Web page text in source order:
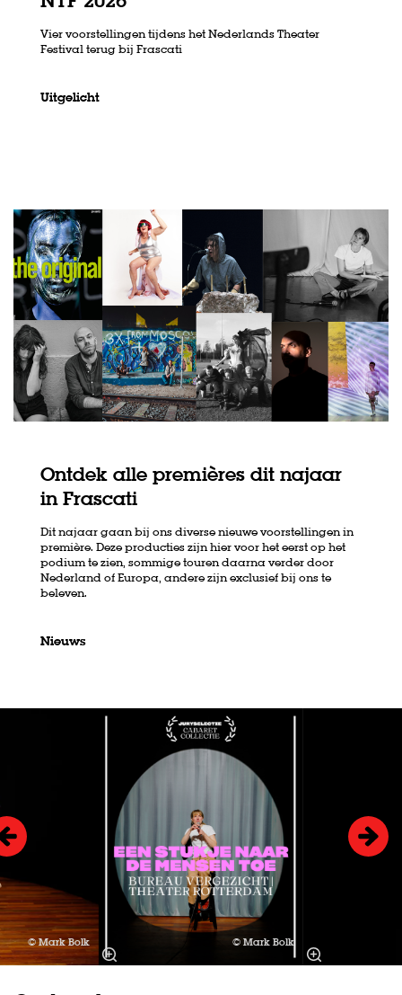
Vier voorstellingen tijdens het Nederlands Theater
Festival terug bij Frascati
Uitgelicht
Ontdek alle premières dit najaar
in Frascati
Dit najaar gaan bij ons diverse nieuwe voorstellingen in
première. Deze producties zijn hier voor het eerst op het
podium te zien, sommige touren daarna verder door
Nederland of Europa, andere zijn exclusief bij ons te
beleven.
Nieuws
© Mark Bolk © Mark Bolk
Inzoomen